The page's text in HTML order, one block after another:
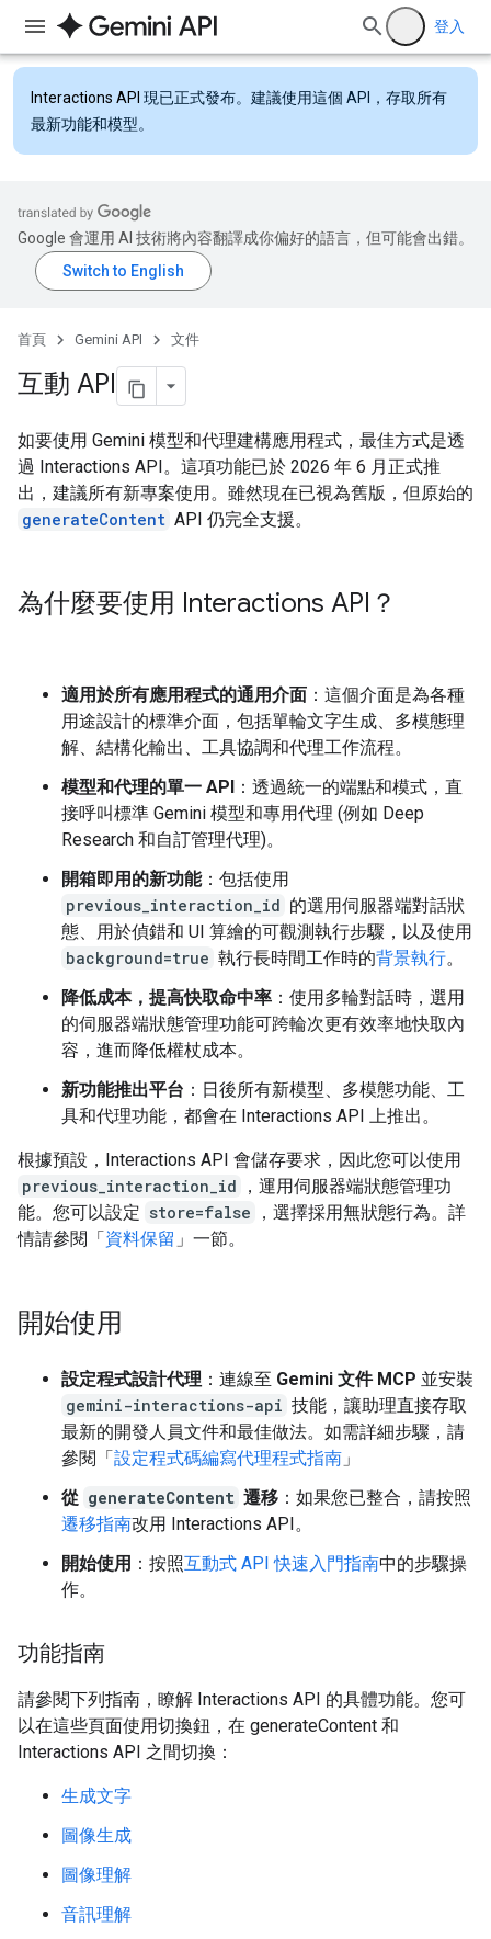
登入
Interactions API 現已正式發布。建議使用這個 API，存取所有
最新功能和模型。
Google 會運用 AI 技術將內容翻譯成你偏好的語言，但可能會出錯。
首頁 Gemini API 文件
互動 API
如要使用 Gemini 模型和代理建構應用程式，最佳方式是透
過 Interactions API。這項功能已於 2026 年 6 月正式推
出，建議所有新專案使用。雖然現在已視為舊版，但原始的
generateContent API 仍完全支援。
為什麼要使用 Interactions API？
適用於所有應用程式的通用介面 ：這個介面是為各種
用途設計的標準介面，包括單輪文字生成、多模態理
解、結構化輸出、工具協調和代理工作流程。
模型和代理的單一 API ：透過統一的端點和模式，直
接呼叫標準 Gemini 模型和專用代理 (例如 Deep
Research 和自訂管理代理)。
開箱即用的新功能：包括使用
previous_interaction_id 的選用伺服器端對話狀
態、用於偵錯和 UI 算繪的可觀測執行步驟，以及使用
background=true 執行長時間工作時的背景執行。
降低成本，提高快取命中率 ：使用多輪對話時，選用
的伺服器端狀態管理功能可跨輪次更有效率地快取內
容，進而降低權杖成本。
新功能推出平台 ：日後所有新模型、多模態功能、工
具和代理功能，都會在 Interactions API 上推出。
根據預設，Interactions API 會儲存要求，因此您可以使用
previous_interaction_id
，運用伺服器端狀態管理功
能。您可以設定 store=false
，選擇採用無狀態行為。詳
情請參閱「資料保留 」一節。
開始使用
設定程式設計代理 ：連線至 Gemini 文件 MCP 並安裝
gemini-interactions-api 技能，讓助理直接存取
最新的開發人員文件和最佳做法。如需詳細步驟，請
參閱「設定程式碼編寫代理程式指南 」
從 generateContent 遷移 ：如果您已整合，請按照
遷移指南改用 Interactions API。
開始使用 ：按照互動式 API 快速入門指南中的步驟操
作。
功能指南
請參閱下列指南，瞭解 Interactions API 的具體功能。您可
以在這些頁面使用切換鈕，在 generateContent 和
Interactions API 之間切換：
生成文字
圖像生成
圖像理解
音訊理解